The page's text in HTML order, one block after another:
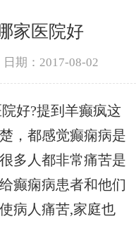
家医院好
日期：2017-08-02
好?提到羊癫疯这
，都感觉癫痫病是
多人都非常痛苦是
癫痫病患者和他们
病人痛苦,家庭也